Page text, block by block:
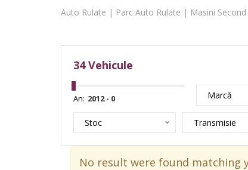
Auto Rulate | Parc Auto Rulate | Masini
34 Vehicule
An: Marcă
Stoc Transmisie
No result were found matching